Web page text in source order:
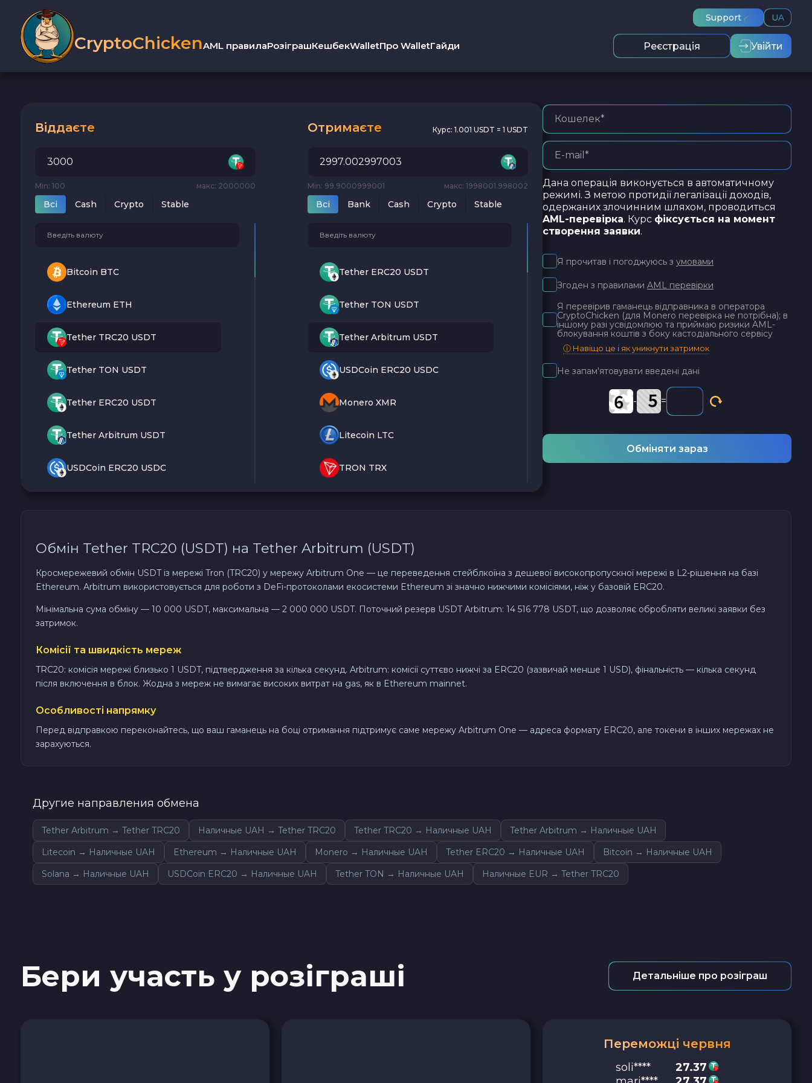
CryptoChicken
Support UA
AML правилаРозіграшКешбекWalletПро WalletГайди Реєстрація Увійти
Віддаєте
Min: 100 макс: 2000000
Всi Cash Crypto Stable
Bitcoin BTC
Ethereum ETH
Tether TRC20 USDT
Tether TON USDT
Tether ERC20 USDT
Tether Arbitrum USDT
USDCoin ERC20 USDC
Gram (Toncoin) GRAM
Arbitrum ARB
Sky SKY
Dash DASH
Отримаєте Курс: 1.001 USDT = 1 USDT
Min: 99.9000999001 макс: 1998001.998002
Всi Bank Cash Crypto Stable
Tether ERC20 USDT
Tether TON USDT
Tether Arbitrum USDT
USDCoin ERC20 USDC
Monero XMR
Litecoin LTC
TRON TRX
Official Trump TRUMP
Dogecoin DOGE
Cardano ADA
Aptos APT
Дана операція виконується в автоматичному
режимі. З метою протидії легалізації доходів,
одержаних злочинним шляхом, проводиться
AML-перевірка. Курс фіксується на момент
створення заявки.
Я прочитав і погоджуюсь з умовами
Згоден з правилами AML перевірки
Я перевірив гаманець відправника в оператора
CryptoChicken (для Monero перевірка не потрібна); в
іншому разі усвідомлюю та приймаю ризики AML-
блокування коштів з боку кастодіального сервісу
ⓘ Навіщо це і як уникнути затримок
Не запам'ятовувати введені дані
- =
Обміняти зараз
Обмін Tether TRC20 (USDT) на Tether Arbitrum (USDT)
Кросмережевий обмін USDT із мережі Tron (TRC20) у мережу Arbitrum One — це переведення стейблкоїна з дешевої високопропускної мережі в L2-рішення на базі
Ethereum. Arbitrum використовується для роботи з DeFi-протоколами екосистеми Ethereum зі значно нижчими комісіями, ніж у базовій ERC20.
Мінімальна сума обміну — 10 000 USDT, максимальна — 2 000 000 USDT. Поточний резерв USDT Arbitrum: 14 516 778 USDT, що дозволяє обробляти великі заявки без
затримок.
Комісії та швидкість мереж
TRC20: комісія мережі близько 1 USDT, підтвердження за кілька секунд. Arbitrum: комісії суттєво нижчі за ERC20 (зазвичай менше 1 USD), фінальність — кілька секунд
після включення в блок. Жодна з мереж не вимагає високих витрат на gas, як в Ethereum mainnet.
Особливості напрямку
Перед відправкою переконайтесь, що ваш гаманець на боці отримання підтримує саме мережу Arbitrum One — адреса формату ERC20, але токени в інших мережах не
зарахуються.
Другие направления обмена
Tether Arbitrum → Tether TRC20 Наличные UAH → Tether TRC20 Tether TRC20 → Наличные UAH
Tether Arbitrum → Наличные UAH
Litecoin → Наличные UAH
Ethereum → Наличные UAH Monero → Наличные UAH Tether ERC20 → Наличные UAH
Bitcoin → Наличные UAH
Solana → Наличные UAH
USDCoin ERC20 → Наличные UAH Tether TON → Наличные UAH Наличные EUR → Tether TRC20
Бери участь у розіграші Детальніше про розіграш
Переможці червня
soli****
27.37